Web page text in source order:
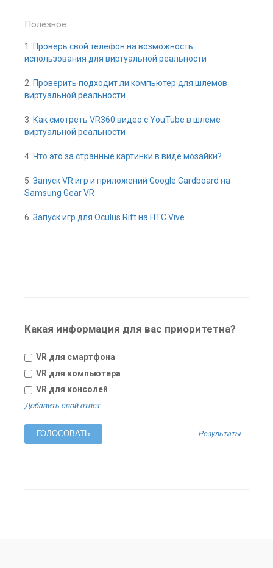
Полезное:
1.
Проверь свой телефон на возможность
использования для виртуальной реальности
2. Проверить подходит ли компьютер для шлемов
виртуальной реальности
3. Как смотреть VR360 видео с YouTube в шлеме
виртуальной реальности
4. Что это за странные картинки в виде мозайки?
5. Запуск VR игр и приложений Google Cardboard на
Samsung Gear VR
6. Запуск игр для Oculus Rift на HTC Vive
Какая информация для вас приоритетна?
VR для смартфона
VR для компьютера
VR для консолей
Добавить свой ответ
Результаты